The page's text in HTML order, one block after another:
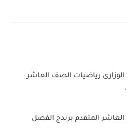
رياضيات الصف العاشر
العاشر المتقدم بريدج الفصل